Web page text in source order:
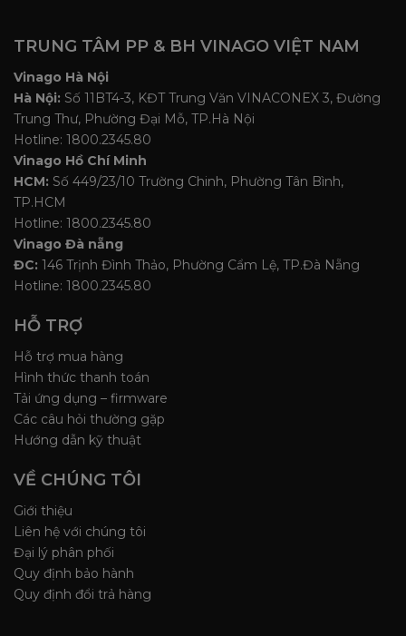
TRUNG TÂM PP & BH VINAGO VIỆT NAM
Vinago Hà Nội
Hà Nội: Số 11BT4-3, KĐT Trung Văn VINACONEX 3, Đường
Trung Thư, Phường Đại Mỗ, TP.Hà Nội
Hotline: 1800.2345.80
Vinago Hồ Chí Minh
HCM: Số 449/23/10 Trường Chinh, Phường Tân Bình,
TP.HCM
Hotline: 1800.2345.80
Vinago Đà nẵng
ĐC: 146 Trịnh Đình Thảo, Phường Cẩm Lệ, TP.Đà Nẵng
Hotline: 1800.2345.80
HỖ TRỢ
Hỗ trợ mua hàng
Hình thức thanh toán
Tải ứng dụng – firmware
Các câu hỏi thường gặp
Hướng dẫn kỹ thuật
VỀ CHÚNG TÔI
Giới thiệu
Liên hệ với chúng tôi
Đại lý phân phối
Quy định bảo hành
Quy định đổi trả hàng